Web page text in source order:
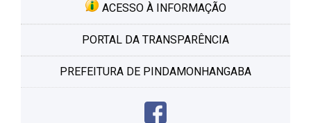
ACESSO À INFORMAÇÃO
PORTAL DA TRANSPARÊNCIA
PREFEITURA DE PINDAMONHANGABA